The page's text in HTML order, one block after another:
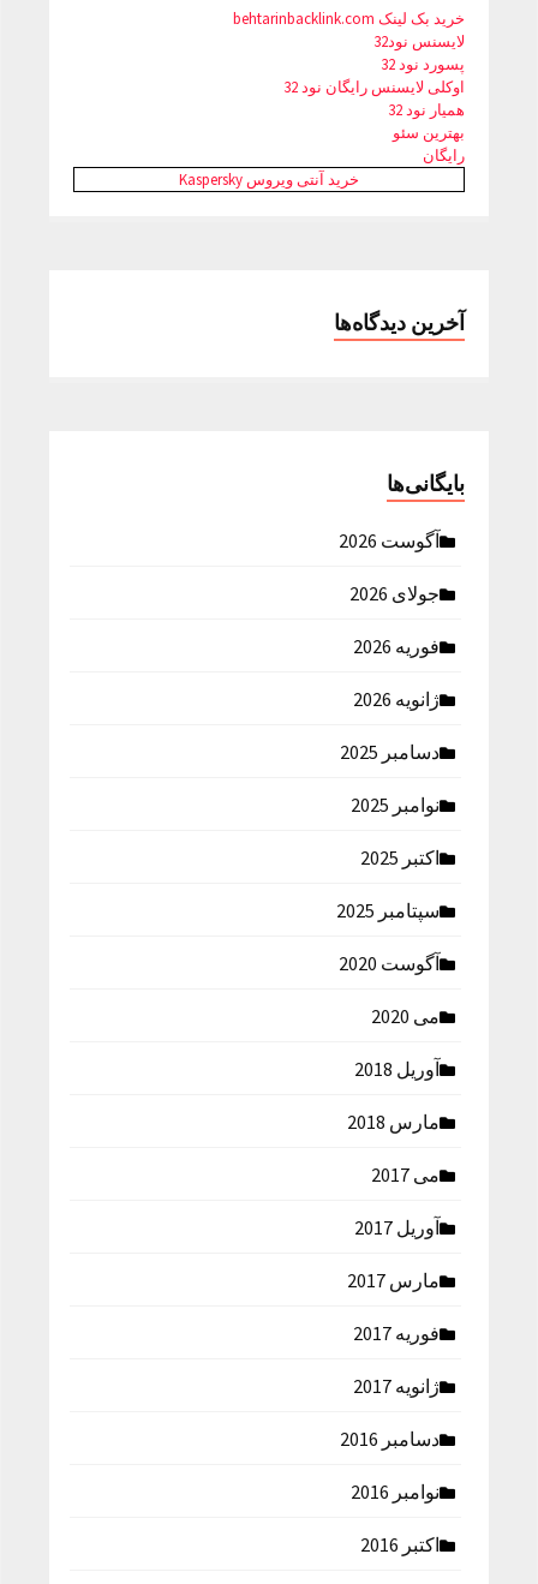
خرید بک لینک behtarinbacklink.com
لایسنس نود32
پسورد نود 32
اوکلی لایسنس رایگان نود 32
همیار نود 32
بهترین سئو
رایگان
خرید آنتی ویروس Kaspersky
آخرین دیدگاه‌ها
بایگانی‌ها
آگوست 2026
جولای 2026
فوریه 2026
ژانویه 2026
دسامبر 2025
نوامبر 2025
اکتبر 2025
سپتامبر 2025
آگوست 2020
می 2020
آوریل 2018
مارس 2018
می 2017
آوریل 2017
مارس 2017
فوریه 2017
ژانویه 2017
دسامبر 2016
نوامبر 2016
اکتبر 2016